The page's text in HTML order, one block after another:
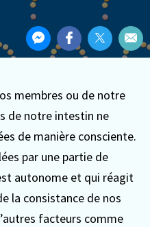
Partager
cetPartager
sur
Partager
sur
Partager
sur Par
membres ou de notre
de notre intestin ne
de manière consciente.
par une partie de
autonome et qui réagit
la consistance de nos
facteurs comme